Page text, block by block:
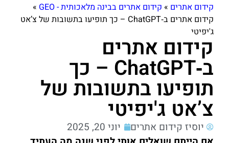
קידום אתרים » קידום אתרים בבינה מלאכותית - GEO
»
קידום אתרים ב‑ChatGPT – כך תופיעו בתשובות של צ’אט
ג'יפיטי
קידום אתרים
ב‑ChatGPT – כך
תופיעו בתשובות של
צ’אט ג'יפיטי
יוסיז קידום אתרים
יוני 20, 2025